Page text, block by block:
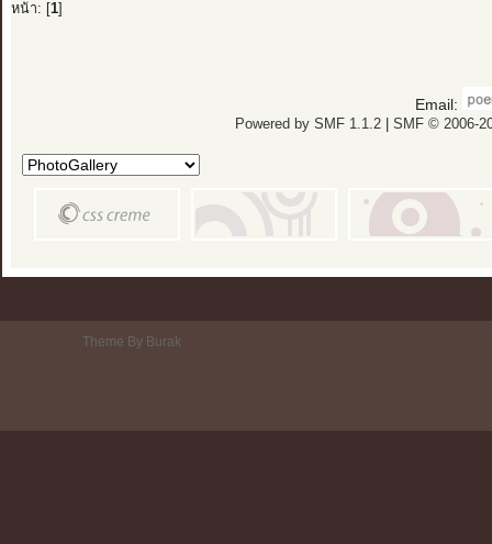
หน้า: [ 1]
Email:
Powered by SMF 1.1.2| SMF © 2006-
Theme By Burak